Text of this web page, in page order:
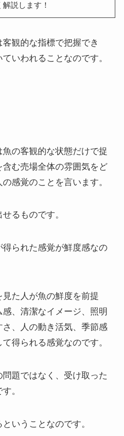
解説します！
観的な指標で把握でき
いわれることなのです。
の客観的な状態だけで捉
含む売場全体の雰囲気をど
感覚のことを言います。
るものです。
られた感覚が鮮度感なの
た人が魚の鮮度を前提
、清潔なイメージ、照明
、人の動き活気、季節感
得られる感覚なのです。
題ではなく、受け取った
。
いうことなのです。